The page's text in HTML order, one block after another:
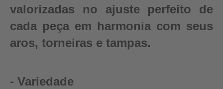
valorizadas no ajuste perfeito de
cada peça em harmonia com seus
aros, torneiras e tampas.
- Variedade